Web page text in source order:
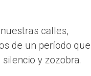
calles,
de un período que
y zozobra.